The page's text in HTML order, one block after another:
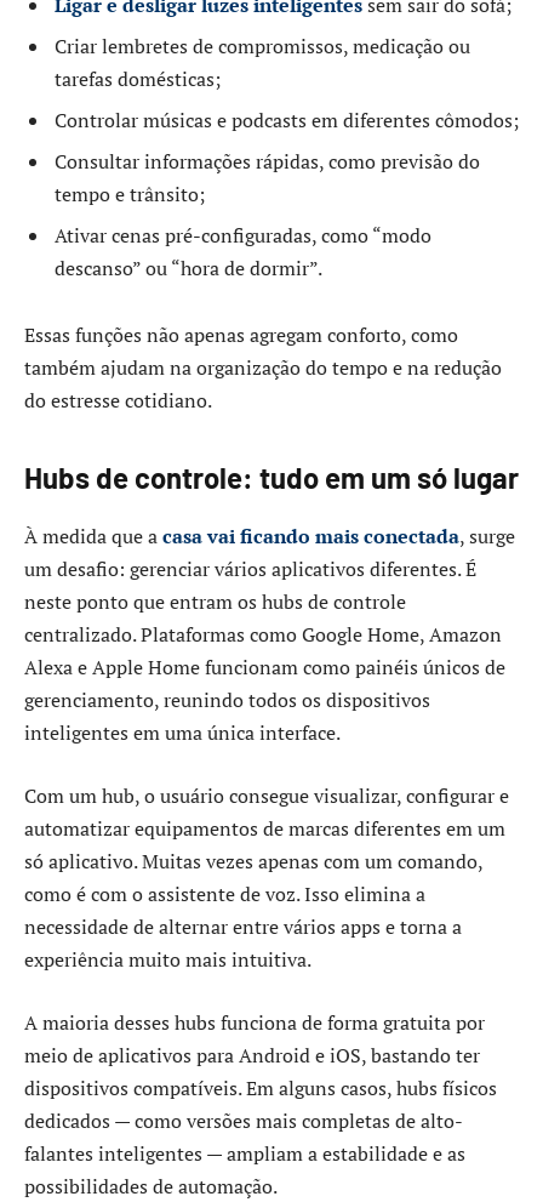
Criar lembretes de compromissos, medicação ou
tarefas domésticas;
Controlar músicas e podcasts em diferentes cômodos;
Consultar informações rápidas, como previsão do
tempo e trânsito;
Ativar cenas pré-configuradas, como “modo
descanso” ou “hora de dormir”.
Essas funções não apenas agregam conforto, como
também ajudam na organização do tempo e na redução
do estresse cotidiano.
Hubs de controle: tudo em um só lugar
À medida que acasa vai ficando mais conectada, surge
um desafio: gerenciar vários aplicativos diferentes. É
neste ponto que entram os hubs de controle
centralizado. Plataformas como Google Home, Amazon
Alexa e Apple Home funcionam como painéis únicos de
gerenciamento, reunindo todos os dispositivos
inteligentes em uma única interface.
Com um hub, o usuário consegue visualizar, configurar e
automatizar equipamentos de marcas diferentes em um
só aplicativo. Muitas vezes apenas com um comando,
como é com o assistente de voz. Isso elimina a
necessidade de alternar entre vários apps e torna a
experiência muito mais intuitiva.
A maioria desses hubs funciona de forma gratuita por
meio de aplicativos para Android e iOS, bastando ter
dispositivos compatíveis. Em alguns casos, hubs físicos
dedicados — como versões mais completas de alto-
falantes inteligentes — ampliam a estabilidade e as
possibilidades de automação.